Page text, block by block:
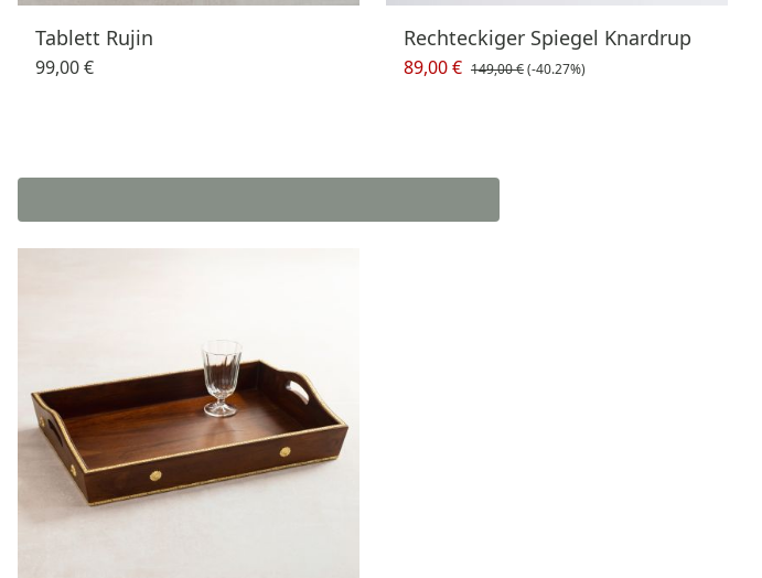
Tablett Rujin
99,00 €
Rechteckiger Spiegel Knardrup
89,00 € 149,00 €(-40.27%)